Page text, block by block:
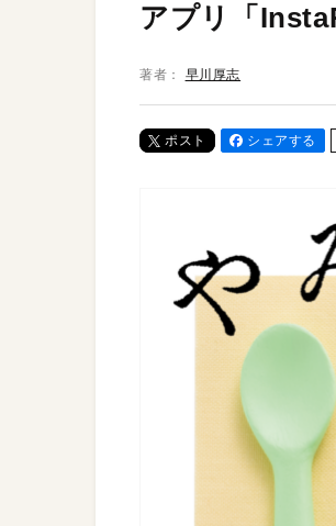
アプリ「
著者： 早川厚志
ポスト シェアする